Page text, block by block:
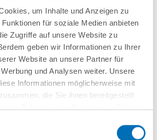
um Inhalte und Anzeigen zu
für soziale Medien anbieten
Zugriffe auf unsere Website zu
geben wir Informationen zu Ihrer
Website an unsere Partner für
und Analysen weiter. Unsere
Informationen möglicherweise mit
die Sie ihnen bereitgestellt
unsere Webseite weiterhin nutzen.